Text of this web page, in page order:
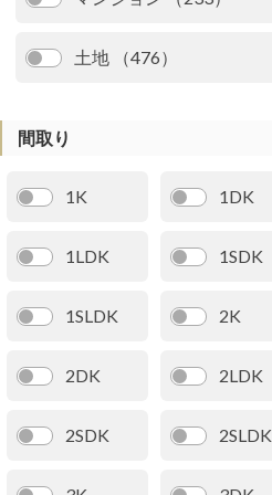
土地 （476）
間取り
1K 1DK
1LDK 1SDK
1SLDK 2K
2DK 2LDK
2SDK 2SLDK